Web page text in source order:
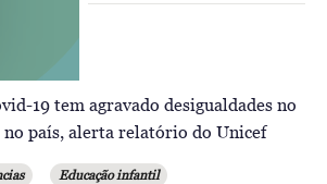
19 tem agravado desigualdades no
no país, alerta relatório do Unicef
Educação infantil